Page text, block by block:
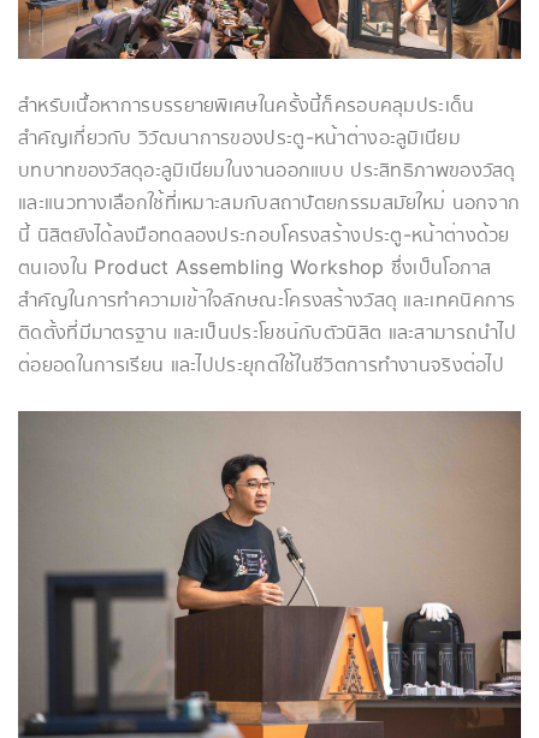
สำหรับเนื้อหาการบรรยายพิเศษในครั้งนี้ก็ครอบคลุมประเด็น
สำคัญเกี่ยวกับ วิวัฒนาการของประตู-หน้าต่างอะลูมิเนียม
บทบาทของวัสดุอะลูมิเนียมในงานออกแบบ ประสิทธิภาพของวัสดุ
และแนวทางเลือกใช้ที่เหมาะสมกับสถาปัตยกรรมสมัยใหม่ นอกจาก
นี้ นิสิตยังได้ลงมือทดลองประกอบโครงสร้างประตู-หน้าต่างด้วย
ตนเองใน Product Assembling Workshop ซึ่งเป็นโอกาส
สำคัญในการทำความเข้าใจลักษณะโครงสร้างวัสดุ และเทคนิคการ
ติดตั้งที่มีมาตรฐาน และเป็นประโยชน์กับตัวนิสิต และสามารถนำไป
ต่อยอดในการเรียน และไปประยุกต์ใช้ในชีวิตการทำงานจริงต่อไป